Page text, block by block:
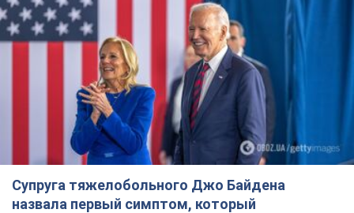
Супруга тяжелобольного Джо Байдена
назвала первый симптом, который